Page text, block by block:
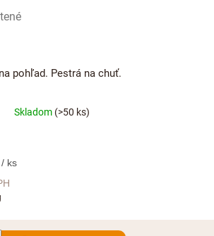
/ ks
Skladom (>50 ks)
pohľad. Pestrá na chuť.